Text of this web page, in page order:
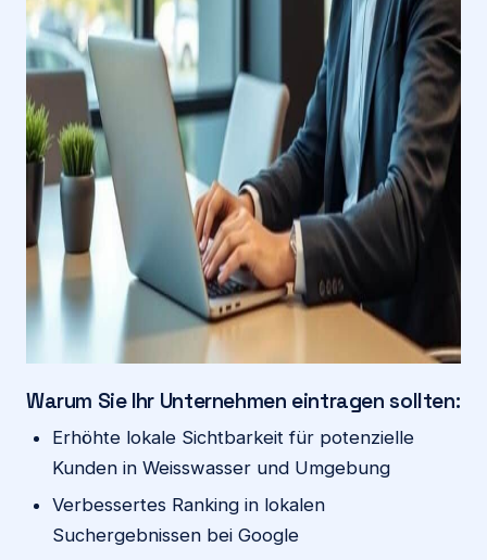
Warum Sie Ihr Unternehmen eintragen sollten:
Erhöhte lokale Sichtbarkeit für potenzielle
Kunden in Weisswasser und Umgebung
Verbessertes Ranking in lokalen
Suchergebnissen bei Google